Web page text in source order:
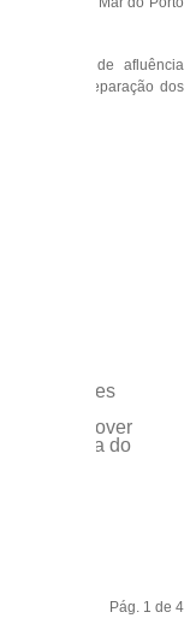
de grande afluência
a aderir à separação dos
Verdes
a promover
na Levada do
Pág. 1 de 4